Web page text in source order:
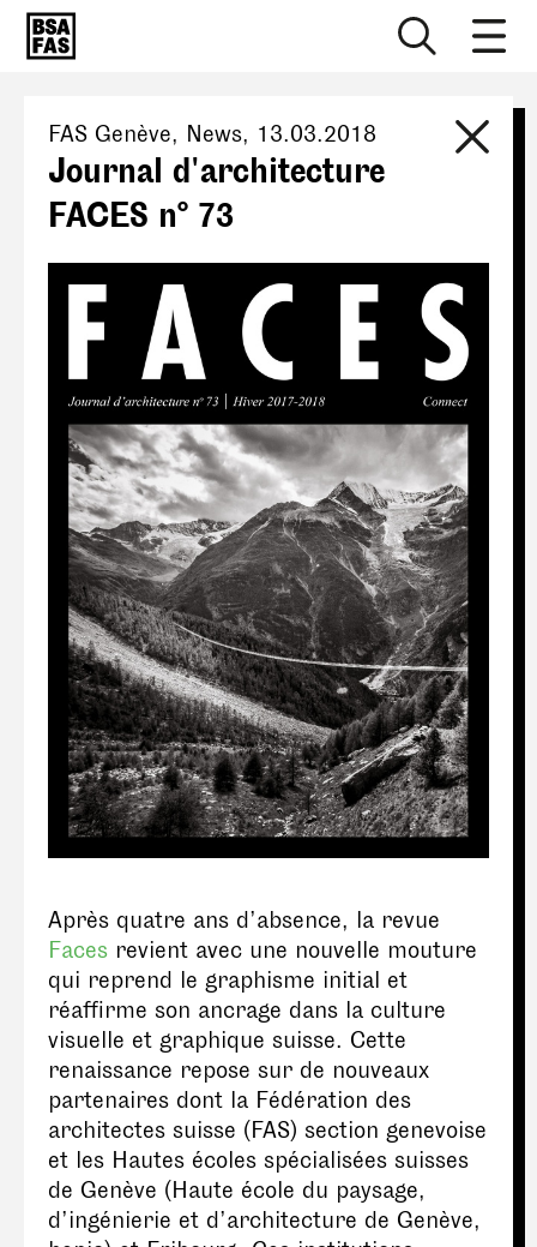
FAS Genève, News, 13.03.2018
Journal d'architecture
FACES n° 73
Après quatre ans d’absence, la revue
Faces revient avec une nouvelle mouture
qui reprend le graphisme initial et
réaffirme son ancrage dans la culture
visuelle et graphique suisse. Cette
renaissance repose sur de nouveaux
partenaires dont la Fédération des
architectes suisse (FAS) section genevoise
et les Hautes écoles spécialisées suisses
de Genève (Haute école du paysage,
d’ingénierie et d’architecture de Genève,